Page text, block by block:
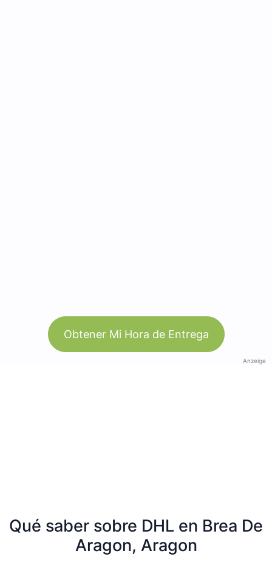
Obtener Mi Hora de Entrega
Anzeige
Qué saber sobre DHL en Brea De
Aragon, Aragon